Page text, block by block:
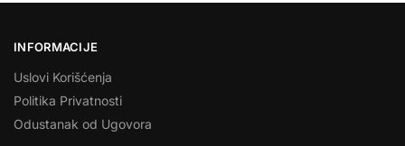
INFORMACIJE
Uslovi Korišćenja
Politika Privatnosti
Odustanak od Ugovora